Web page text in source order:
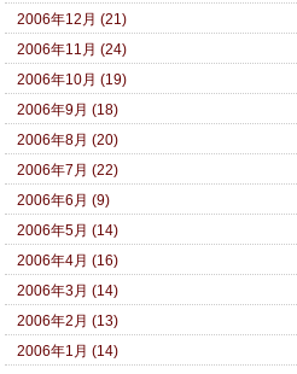
2006年12月 (21)
2006年11月 (24)
2006年10月 (19)
2006年9月 (18)
2006年8月 (20)
2006年7月 (22)
2006年6月 (9)
2006年5月 (14)
2006年4月 (16)
2006年3月 (14)
2006年2月 (13)
2006年1月 (14)